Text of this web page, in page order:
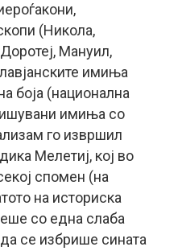
(Никола,
Мануил,
имиња
боја (национална
имиња со
го извршил
Мелетиј, кој во
спомен (на
на историска
со една слаба
се избрише сината